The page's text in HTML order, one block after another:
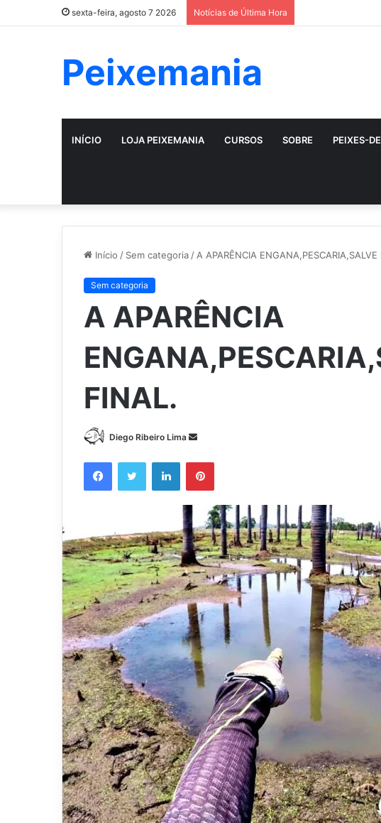
sexta-feira, agosto 7 2026 Notícias de Última Hora
Peixemania
INÍCIO LOJA PEIXEMANIA CURSOS SOBRE PEIXES-
Início / Sem categoria / A APARÊNCIA
Sem categoria
A APARÊNCIA
FINAL.
Diego Ribeiro Lima
Mande
e-
FacebookTwitter LinkedinPinterest